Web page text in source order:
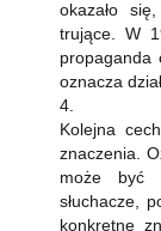
okazało
trujące. W
propaganda
oznacza
4.
Kolejna
znaczenia.
może być
słuchacze,
konkretne